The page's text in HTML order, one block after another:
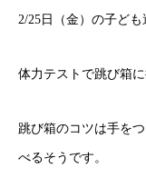
2/25日（金）の子ど
体力テストで跳び箱
跳び箱のコツは手を
べるそうです。